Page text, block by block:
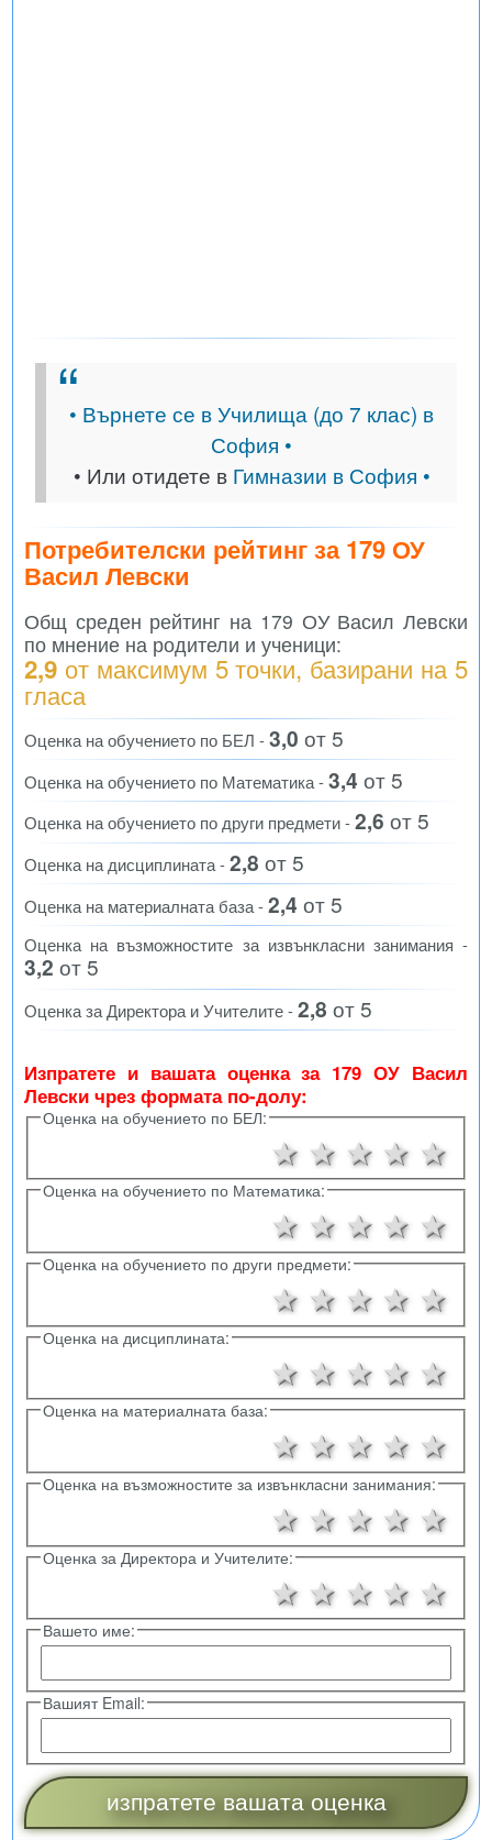
• Върнете се в Училища (до 7 клас) в
София •
• Или отидете в Гимназии в София •
Потребителски рейтинг за 179 ОУ
Васил Левски
Общ среден рейтинг на 179 ОУ Васил Левски
по мнение на родители и ученици:
2,9 от максимум 5 точки, базирани на 5
гласа
Оценка на обучението по БЕЛ -3,0 от 5
Оценка на обучението по Математика -3,4 от 5
Оценка на обучението по други предмети -2,6 от 5
Оценка на дисциплината -2,8 от 5
Оценка на материалната база -2,4 от 5
Оценка на възможностите за извънкласни занимания -
3,2 от 5
Оценка за Директора и Учителите -2,8 от 5
Изпратете и вашата оценка за 179 ОУ Васил
Левски чрез формата по-долу:
Оценка на обучението по БЕЛ:
4
3
2 звезди
1 звезда
Оценка на обучението по Математика:
4
3
2 звезди
1 звезда
Оценка на обучението по други предмети:
4
3
2 звезди
1 звезда
Оценка на дисциплината:
4
3
2 звезди
1 звезда
Оценка на материалната база:
4
3
2 звезди
1 звезда
Оценка на възможностите за извънкласни занимания:
4
3
2 звезди
1 звезда
Оценка за Директора и Учителите:
4
3
2 звезди
1 звезда
Вашето име:
Вашият Email: